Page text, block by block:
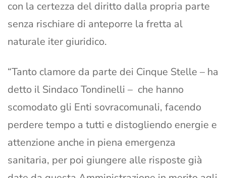
con la certezza del diritto dalla propria parte
senza rischiare di anteporre la fretta al
naturale iter giuridico.
“Tanto clamore da parte dei Cinque Stelle – ha
detto il Sindaco Tondinelli – che hanno
scomodato gli Enti sovracomunali, facendo
perdere tempo a tutti e distogliendo energie e
attenzione anche in piena emergenza
sanitaria, per poi giungere alle risposte già